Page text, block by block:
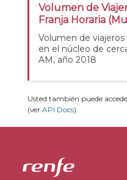
Volumen de
Franja Horaria
Volumen de
en el núcleo de
AM, año 2018
Usted también puede
(ver API Docs).